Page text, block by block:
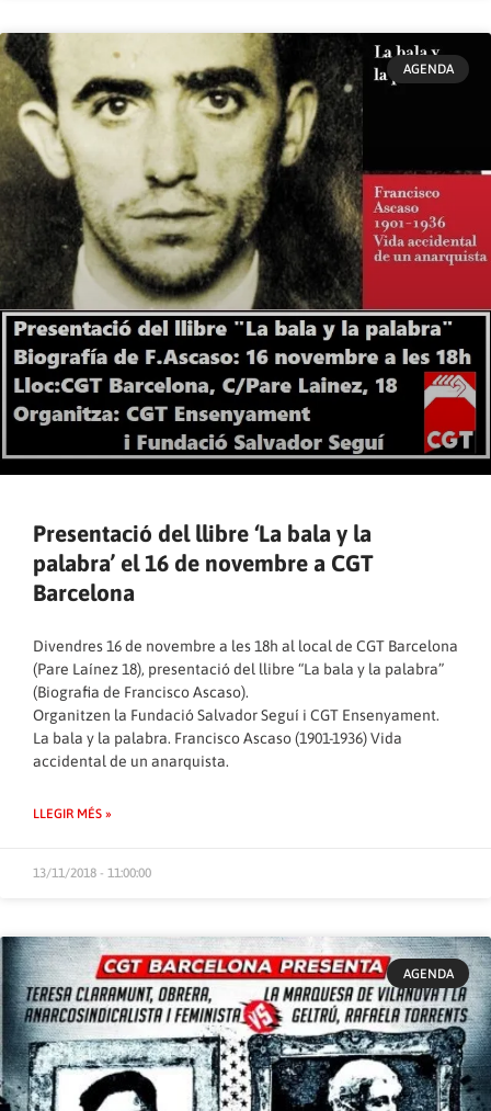
AGENDA
Presentació del llibre ‘La bala y la
palabra’ el 16 de novembre a CGT
Barcelona
Divendres 16 de novembre a les 18h al local de CGT Barcelona
(Pare Laínez 18), presentació del llibre “La bala y la palabra”
(Biografia de Francisco Ascaso).
Organitzen la Fundació Salvador Seguí i CGT Ensenyament.
La bala y la palabra. Francisco Ascaso (1901-1936) Vida
accidental de un anarquista.
LLEGIR MÉS »
13/11/2018 - 11:00:00
AGENDA